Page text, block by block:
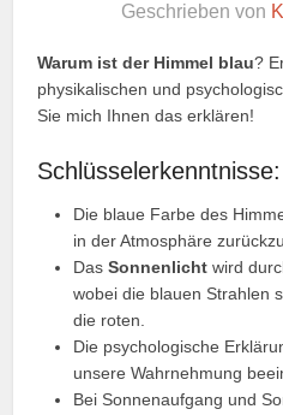
Geschrieben von
Warum ist der Himmel blau?
physikalischen und
Sie mich Ihnen das erklären!
Schlüsselerkenntnisse:
Die blaue Farbe des
in der Atmosphäre
DasSonnenlicht wird
wobei die blauen Strahlen
die roten.
Die psychologische
unsere Wahrnehmung
Bei Sonnenaufgang und